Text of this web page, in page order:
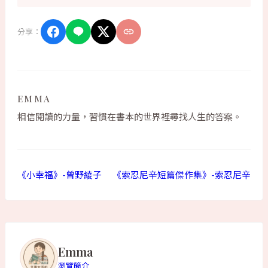
分享：
EMMA
相信閱讀的力量，習慣在書本的世界裡尋找人生的答案。
《小幸福》-曾野綾子 《索忍尼辛短篇傑作集》-索忍尼辛
Emma
瀏覽簡介